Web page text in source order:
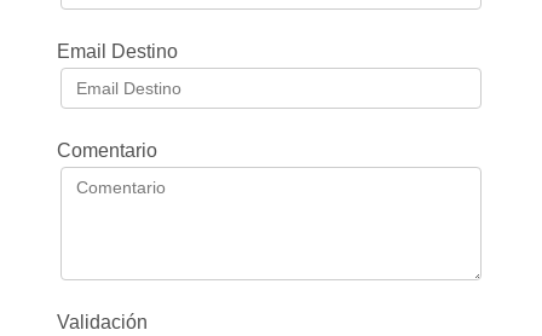
Email Destino
Comentario
Validación